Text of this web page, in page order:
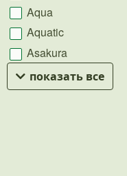
Aqua
Aquatic
Asakura
показать все